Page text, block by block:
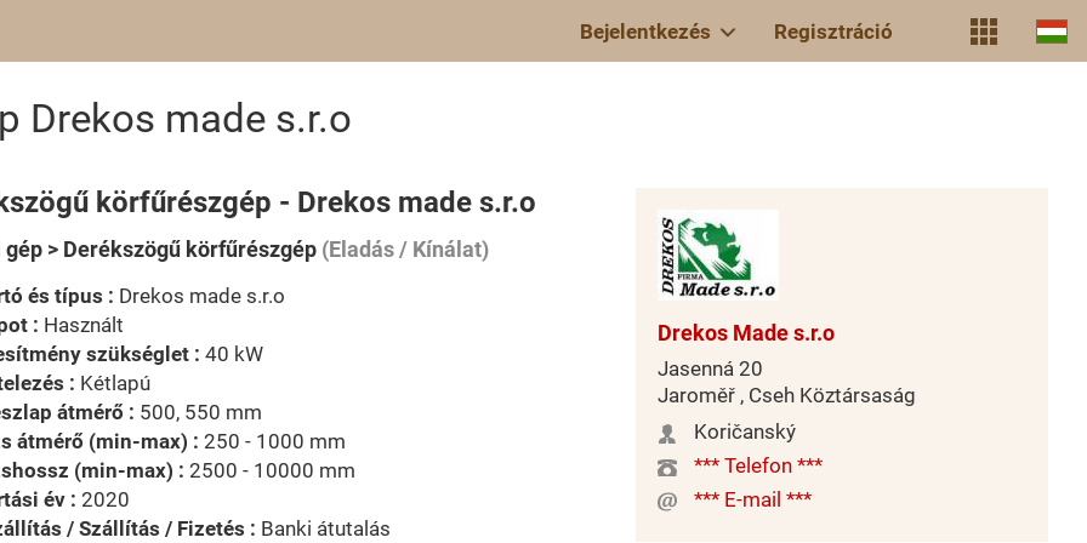
Bejelentkezés Regisztráció
Drekos made s.r.o
körfűrészgép - Drekos made s.r.o
gép > Derékszögű körfűrészgép (Eladás / Kínálat)
és típus : Drekos made s.r.o
: Használt
szükséglet : 40 kW
: Kétlapú
átmérő : 500, 550 mm
átmérő (min-max) : 250 - 1000 mm
(min-max) : 2500 - 10000 mm
év : 2020
/ Szállítás / Fizetés : Banki átutalás
Drekos Made s.r.o
Jasenná 20
Jaroměř , Cseh Köztársaság
Koričanský
*** Telefon ***
*** E-mail ***